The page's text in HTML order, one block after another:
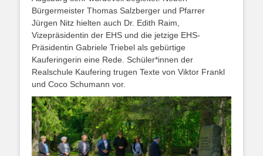
Bürgermeister Thomas Salzberger und Pfarrer
Jürgen Nitz hielten auch Dr. Edith Raim,
Vizepräsidentin der EHS und die jetzige EHS-
Präsidentin Gabriele Triebel als gebürtige
Kauferingerin eine Rede. Schüler*innen der
Realschule Kaufering trugen Texte von Viktor Frankl
und Coco Schumann vor.